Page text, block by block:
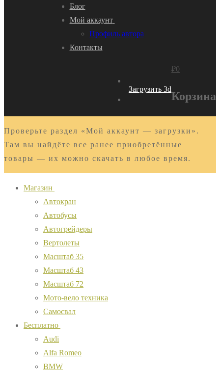
Блог
Мой аккаунт
Профиль автора
Контакты
Загрузить 3d
₽0
Корзина
Проверьте раздел «Мой аккаунт — загрузки».
Там вы найдёте все ранее приобретённые
товары — их можно скачать в любое время.
Магазин
Автокран
Автобусы
Автогрейдеры
Вертолеты
Масштаб 35
Масштаб 43
Масштаб 72
Мото-вело техника
Самосвал
Бесплатно
Audi
Alfa Romeo
BMW